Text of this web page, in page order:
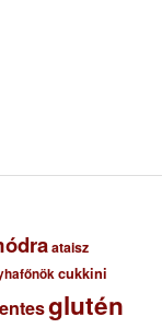
ataisz
cukkini
glutén